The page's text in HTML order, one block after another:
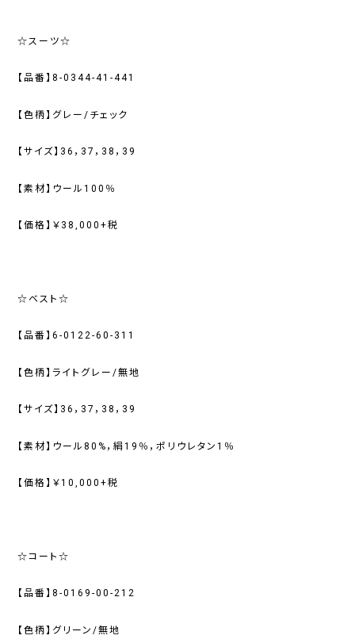
☆スーツ☆
【品番】8-0344-41-441
【色柄】グレー/チェック
【サイズ】36，37，38，39
【素材】ウール100％
【価格】￥38,000+税
☆ベスト☆
【品番】6-0122-60-311
【色柄】ライトグレー/無地
【サイズ】36，37，38，39
【素材】ウール80%，絹19％，ポリウレタン1％
【価格】￥10,000+税
☆コート☆
【品番】8-0169-00-212
【色柄】グリーン/無地